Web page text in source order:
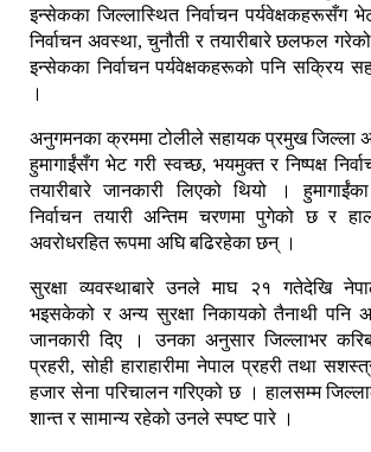
इन्सेकका जिल्लास्थित निर्वाचन पर्यवेक्षकहरूसँग
निर्वाचन अवस्था, चुनौती र तयारीबारे छलफल
इन्सेकका निर्वाचन पर्यवेक्षकहरूको पनि सक्रिय
।
अनुगमनका क्रममा टोलीले सहायक प्रमुख जिल्ला
हुमागाईंसँग भेट गरी स्वच्छ, भयमुक्त र निष्पक्ष
तयारीबारे जानकारी लिएको थियो ।
निर्वाचन तयारी अन्तिम चरणमा पुगेको छ र
अवरोधरहित रूपमा अघि बढिरहेका छन् ।
सुरक्षा व्यवस्थाबारे उनले माघ २१ गतेदेखि
भइसकेको र अन्य सुरक्षा निकायको तैनाथी पनि
जानकारी दिए । उनका अनुसार जिल्लाभर
प्रहरी, सोही हाराहारीमा नेपाल प्रहरी तथा
हजार सेना परिचालन गरिएको छ । हालसम्म
शान्त र सामान्य रहेको उनले स्पष्ट पारे ।